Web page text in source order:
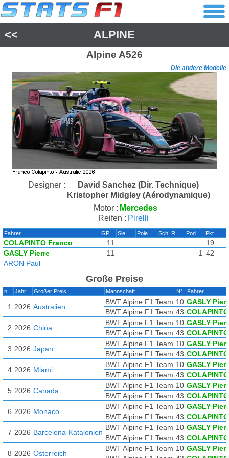
<< ALPINE
Alpine A526
Die andere Modelle
Designer :
David Sanchez (Dir. Technique)
Kristopher Midgley (Aérodynamique)
Motor : Mercedes
Reifen : Pirelli
Fahrer GP Sie Pole Sch. R Pod Pkt
COLAPINTO Franco 11
19
GASLY Pierre
11 1
42
ARON Paul
Große Preise
n Jahr Großer Preis Mannschaft N° Fahrer
1 2026 Australien
BWT Alpine F1 Team 10 GASLY
BWT Alpine F1 Team 43
2 2026 China
BWT Alpine F1 Team 10 GASLY
BWT Alpine F1 Team 43
3 2026 Japan
BWT Alpine F1 Team 10 GASLY
BWT Alpine F1 Team 43
4 2026 Miami
BWT Alpine F1 Team 10 GASLY
BWT Alpine F1 Team 43
5 2026 Canada
BWT Alpine F1 Team 10 GASLY
BWT Alpine F1 Team 43
6 2026 Monaco
BWT Alpine F1 Team 10 GASLY
BWT Alpine F1 Team 43
7 2026 Barcelona-Katalonien
BWT Alpine F1 Team 10 GASLY
BWT Alpine F1 Team 43
8 2026 Österreich
BWT Alpine F1 Team 10 GASLY